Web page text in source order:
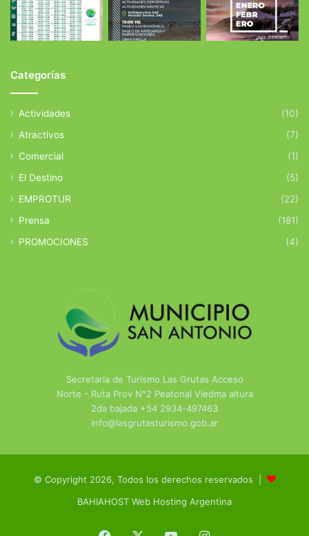
Categorías
Actividades
(10)
Atractivos
(7)
Comercial
(1)
El Destino
(5)
EMPROTUR
(22)
Prensa
(181)
PROMOCIONES
(4)
Secretaría de Turismo Las Grutas Acceso
Norte - Ruta Prov N°2 Peatonal Viedma altura
2da bajada +54 2934-497463
info@lasgrutasturismo.gob.ar
© Copyright 2026, Todos los derechos reservados |
BAHIAHOST Web Hosting Argentina